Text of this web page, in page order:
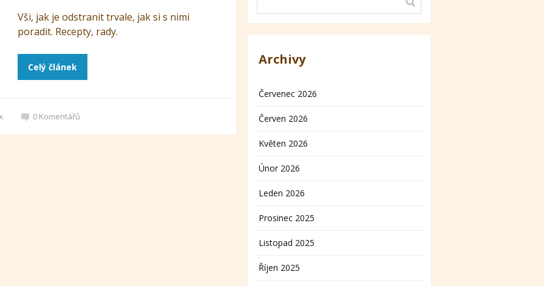
Vši, jak je odstranit trvale, jak si s nimi
poradit. Recepty, rady.
Celý článek
0 Komentářů
Archivy
Červenec 2026
Červen 2026
Květen 2026
Únor 2026
Leden 2026
Prosinec 2025
Listopad 2025
Říjen 2025